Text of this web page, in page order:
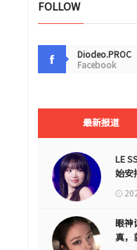
FOLLOW
Diodeo.PROC
Facebook
最新报道
LE
始安
眼
真，